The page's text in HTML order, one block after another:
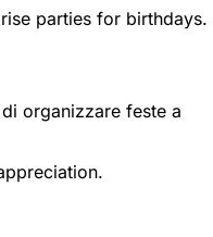
parties for birthdays.
organizzare feste a